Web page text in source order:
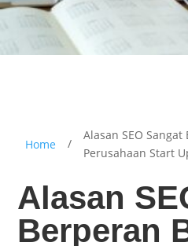
Home /
Alasan SEO
Perusahaan Start
Alasan
Berperan